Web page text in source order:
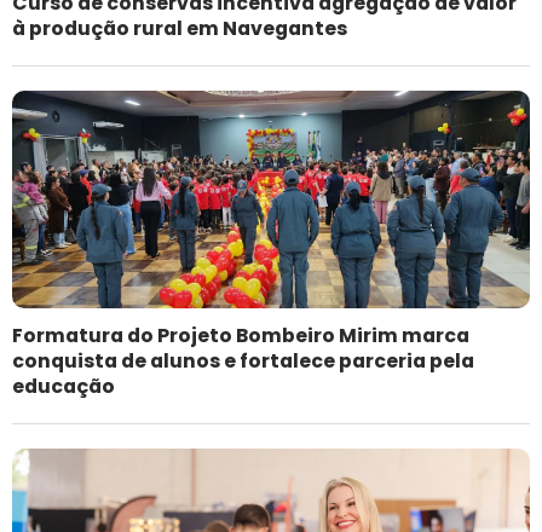
à produção rural em Navegantes
Formatura do Projeto Bombeiro Mirim marca
conquista de alunos e fortalece parceria pela
educação